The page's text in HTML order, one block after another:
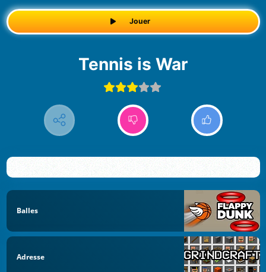
Jouer
Tennis is War
Balles
Adresse